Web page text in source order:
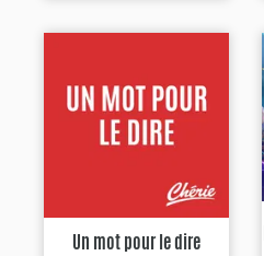
Un mot pour le dire